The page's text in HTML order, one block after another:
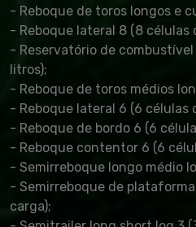
- Reboque de toros longos e
- Reboque lateral 8 (8 células
- Reservatório de
litros);
- Reboque de toros médios
- Reboque lateral 6 (6 células
- Reboque de bordo 6 (6
- Reboque contentor 6 (6
- Semirreboque longo médio
- Semirreboque de
carga);